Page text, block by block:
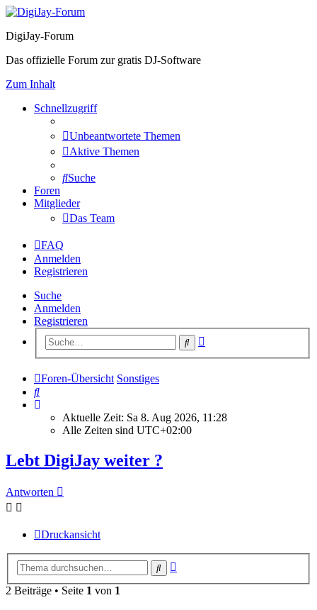
DigiJay-Forum
Das offizielle Forum zur gratis DJ-Software
Zum Inhalt
Schnellzugriff
Unbeantwortete Themen
Aktive Themen
Suche
Foren
Mitglieder
Das Team
FAQ
Anmelden
Registrieren
Suche
Anmelden
Registrieren
Suche
Foren-Übersicht Sonstiges
Suche
Aktuelle Zeit: Sa 8. Aug 2026, 11:28
Alle Zeiten sind UTC+02:00
Lebt DigiJay weiter ?
Antworten
Druckansicht
Suche
2 Beiträge • Seite 1 von 1